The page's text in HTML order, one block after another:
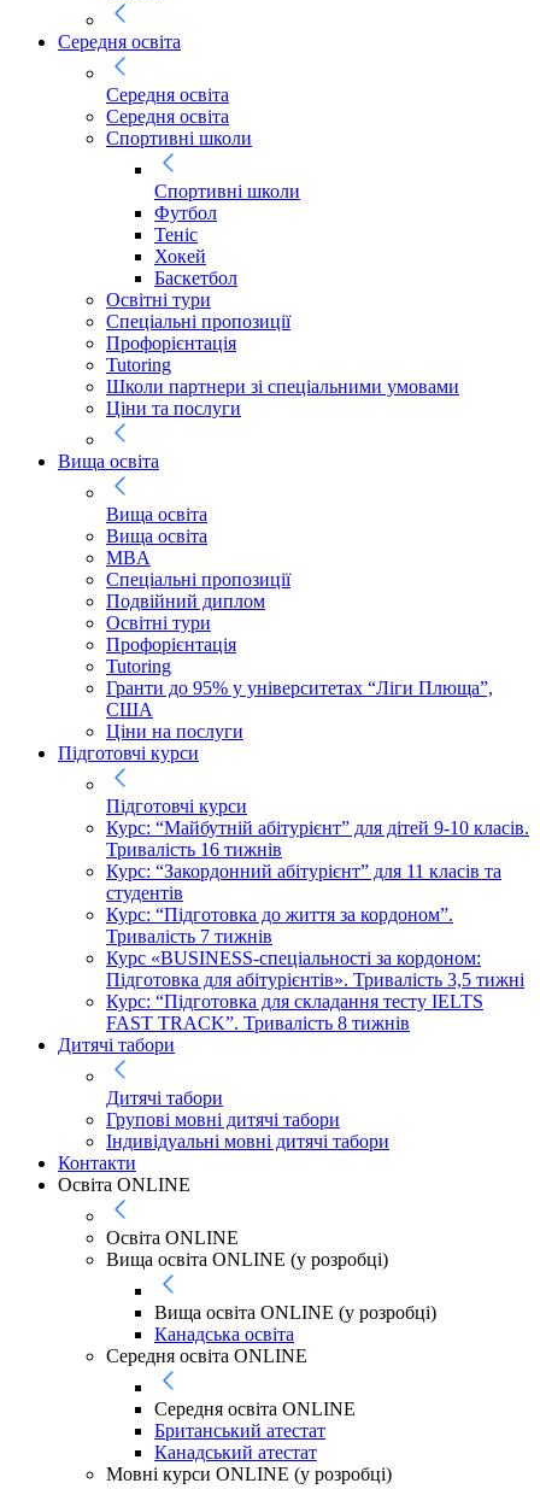
Середня освіта
Середня освіта
Середня освіта
Спортивні школи
Спортивні школи
Футбол
Теніс
Хокей
Баскетбол
Освітні тури
Спеціальні пропозиції
Профорієнтація
Tutoring
Школи партнери зі спеціальними умовами
Ціни та послуги
Вища освіта
Вища освіта
Вища освіта
MBA
Спеціальні пропозиції
Подвійний диплом
Освітні тури
Профорієнтація
Tutoring
Гранти до 95% у університетах “Ліги Плюща”,
США
Ціни на послуги
Підготовчі курси
Підготовчі курси
Курс: “Майбутній абітурієнт” для дітей 9-10 класів.
Тривалість 16 тижнів
Курс: “Закордонний абітурієнт” для 11 класів та
студентів
Курс: “Підготовка до життя за кордоном”.
Тривалість 7 тижнів
Курс «BUSINESS-спеціальності за кордоном:
Підготовка для абітурієнтів». Тривалість 3,5 тижні
Курс: “Підготовка для складання тесту IELTS
FAST TRACK”. Тривалість 8 тижнів
Дитячі табори
Дитячі табори
Групові мовні дитячі табори
Індивідуальні мовні дитячі табори
Контакти
Освіта ONLINE
Освіта ONLINE
Вища освіта ONLINE (у розробці)
Вища освіта ONLINE (у розробці)
Канадська освіта
Середня освіта ONLINE
Середня освіта ONLINE
Британський атестат
Канадський атестат
Мовні курси ONLINE (у розробці)